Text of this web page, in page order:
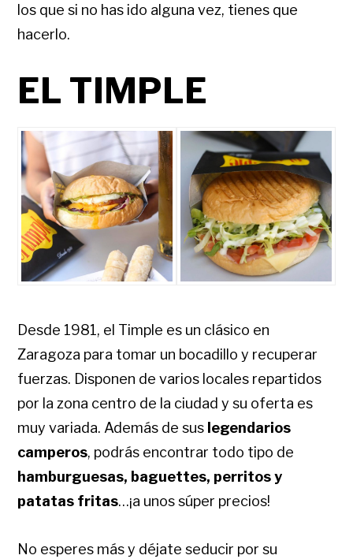
los que si no has ido alguna vez, tienes que
hacerlo.
EL TIMPLE
Desde 1981, el Timple es un clásico en
Zaragoza para tomar un bocadillo y recuperar
fuerzas. Disponen de varios locales repartidos
por la zona centro de la ciudad y su oferta es
muy variada. Además de sus legendarios
camperos, podrás encontrar todo tipo de
hamburguesas, baguettes, perritos y
patatas fritas…¡a unos súper precios!
No esperes más y déjate seducir por su